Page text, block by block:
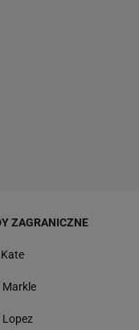
ZAGRANICZNE
Markle